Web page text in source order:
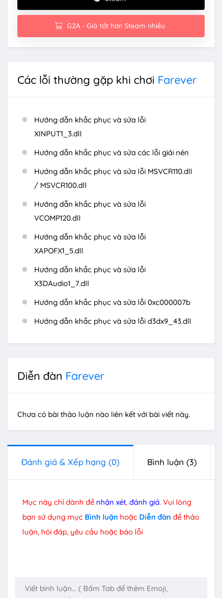
G2A - Giá tốt hơn Steam nhiều
Các lỗi thường gặp khi chơi Farever
Hướng dẫn khắc phục và sửa lỗi
XINPUT1_3.dll
Hướng dẫn khắc phục và sửa các lỗi giải nén
Hướng dẫn khắc phục và sửa lỗi MSVCR110.dll
/ MSVCR100.dll
Hướng dẫn khắc phục và sửa lỗi
VCOMP120.dll
Hướng dẫn khắc phục và sửa lỗi
XAPOFX1_5.dll
Hướng dẫn khắc phục và sửa lỗi
X3DAudio1_7.dll
Hướng dẫn khắc phục và sửa lỗi 0xc000007b
Hướng dẫn khắc phục và sửa lỗi d3dx9_43.dll
Diễn đàn Farever
Chưa có bài thảo luận nào liên kết với bài viết này.
Đánh giá & Xếp hạng (0) Bình luận (3)
Mục này chỉ dành để nhận xét, đánh giá. Vui lòng
bạn sử dụng mục Bình luận hoặc Diễn đàn để thảo
luận, hỏi đáp, yêu cầu hoặc báo lỗi